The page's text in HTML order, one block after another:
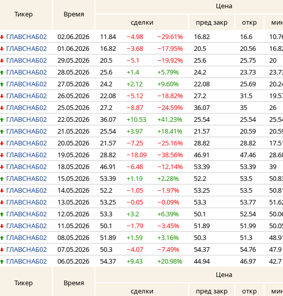
Тикер Время
Цена
сделки
пред закр откр
ГЛАВСНАБ02
02.06.2026 11.84 −4.98 −29.61% 16.82 16.6
ГЛАВСНАБ02
01.06.2026 16.82 −3.68 −17.95% 20.5 20.56
ГЛАВСНАБ02
29.05.2026 20.5 −5.1 −19.92% 25.6 25.75 20
ГЛАВСНАБ02
28.05.2026 25.6 +1.4 +5.79% 24.2 23.73
ГЛАВСНАБ02
27.05.2026 24.2 +2.12 +9.60% 22.08 25.69
ГЛАВСНАБ02
26.05.2026 22.08 −5.12 −18.82% 27.2 31.5
ГЛАВСНАБ02
25.05.2026 27.2 −8.87 −24.59% 36.07 35 26
ГЛАВСНАБ02
22.05.2026 36.07 +10.53 +41.23% 25.54 25.54
ГЛАВСНАБ02
21.05.2026 25.54 +3.97 +18.41% 21.57 20.59
ГЛАВСНАБ02
20.05.2026 21.57 −7.25 −25.16% 28.82 28.82
ГЛАВСНАБ02
19.05.2026 28.82 −18.09 −38.56% 46.91 47.46
ГЛАВСНАБ02
18.05.2026 46.91 −6.48 −12.14% 53.39 53.39 39
ГЛАВСНАБ02
15.05.2026 53.39 +1.19 +2.28% 52.2 53.5
ГЛАВСНАБ02
14.05.2026 52.2 −1.05 −1.97% 53.25 53.5
ГЛАВСНАБ02
13.05.2026 53.25 −0.05 −0.09% 53.3 53.77
ГЛАВСНАБ02
12.05.2026 53.3 +3.2 +6.39% 50.1 52.54
ГЛАВСНАБ02
11.05.2026 50.1 −1.79 −3.45% 51.89 51.99
ГЛАВСНАБ02
08.05.2026 51.89 +1.59 +3.16% 50.3 51.3
ГЛАВСНАБ02
07.05.2026 50.3 −4.07 −7.49% 54.37 54.76 47.9
ГЛАВСНАБ02
06.05.2026 54.37 +9.43 +20.98% 44.94 46.97 42.7
Тикер Время
Цена
сделки
пред закр откр